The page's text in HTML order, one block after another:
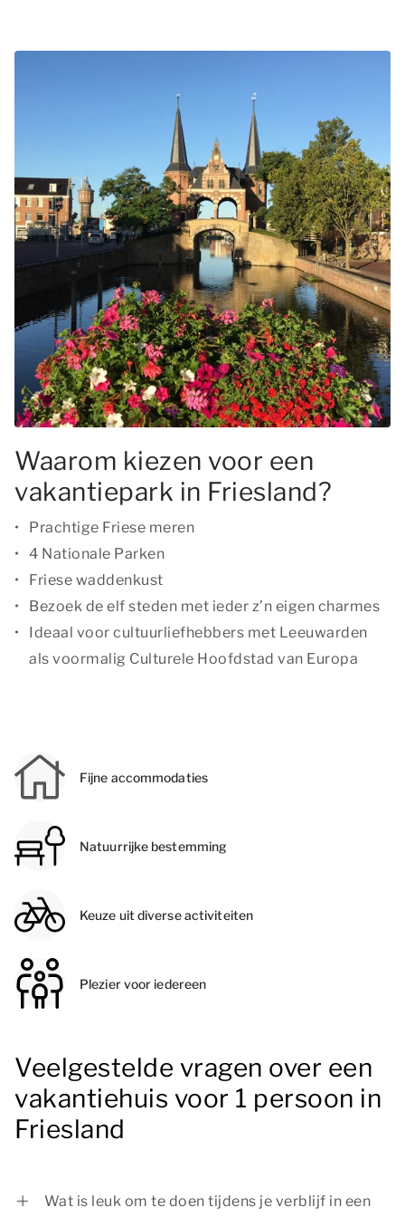
Waarom kiezen voor een
vakantiepark in Friesland?
Prachtige Friese meren
4 Nationale Parken
Friese waddenkust
Bezoek de elf steden met ieder z’n eigen charmes
Ideaal voor cultuurliefhebbers met Leeuwarden
als voormalig Culturele Hoofdstad van Europa
Fijne accommodaties
Natuurrijke bestemming
Keuze uit diverse activiteiten
Plezier voor iedereen
Veelgestelde vragen over een
vakantiehuis voor 1 persoon in
Friesland
Wat is leuk om te doen tijdens je verblijf in een